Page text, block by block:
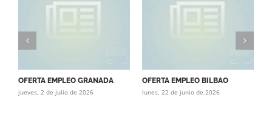
OFERTA EMPLEO GRANADA
jueves, 2 de julio de 2026
OFERTA EMPLEO BILBAO
lunes, 22 de junio de 2026